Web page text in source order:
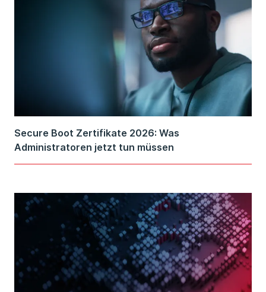
Secure Boot Zertifikate 2026: Was
Administratoren jetzt tun müssen